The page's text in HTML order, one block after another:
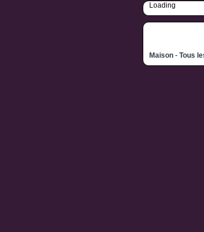
Loading
Maison - Tous